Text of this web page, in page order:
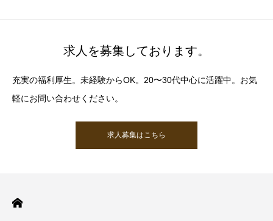
求人を募集しております。
充実の福利厚生。未経験からOK。20〜30代中心に活躍中。お気
軽にお問い合わせください。
求人募集はこちら